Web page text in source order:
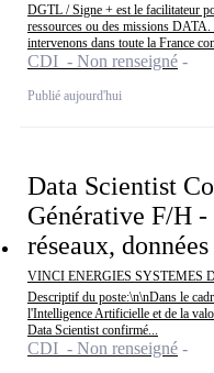
DGTL / Signe + est le facilitateur
ressources ou des missions
intervenons dans toute la France
CDI - Non renseigné
Publié aujourd'hui
Data Scientist
Générative F/H -
réseaux, données
VINCI ENERGIES SYSTEMES
Descriptif du poste:\n\nDans le
l'Intelligence Artificielle et de la
Data Scientist confirmé...
CDI - Non renseigné